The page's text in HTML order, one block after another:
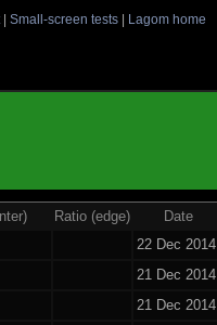
| Small-screen tests| Lagom home
Ratio (edge)
Date
22 Dec 2014
21 Dec 2014
21 Dec 2014